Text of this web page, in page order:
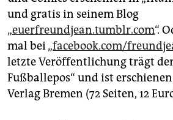
unterstützen
abo
genossenschaft
epaper login
und gratis in seinem Blog
„euerfreundjean.tumblr.com“.
mal bei „facebook.com/
letzte Veröffentlichung trägt
Fußballepos“ und ist
Verlag Bremen (72 Seiten, 12